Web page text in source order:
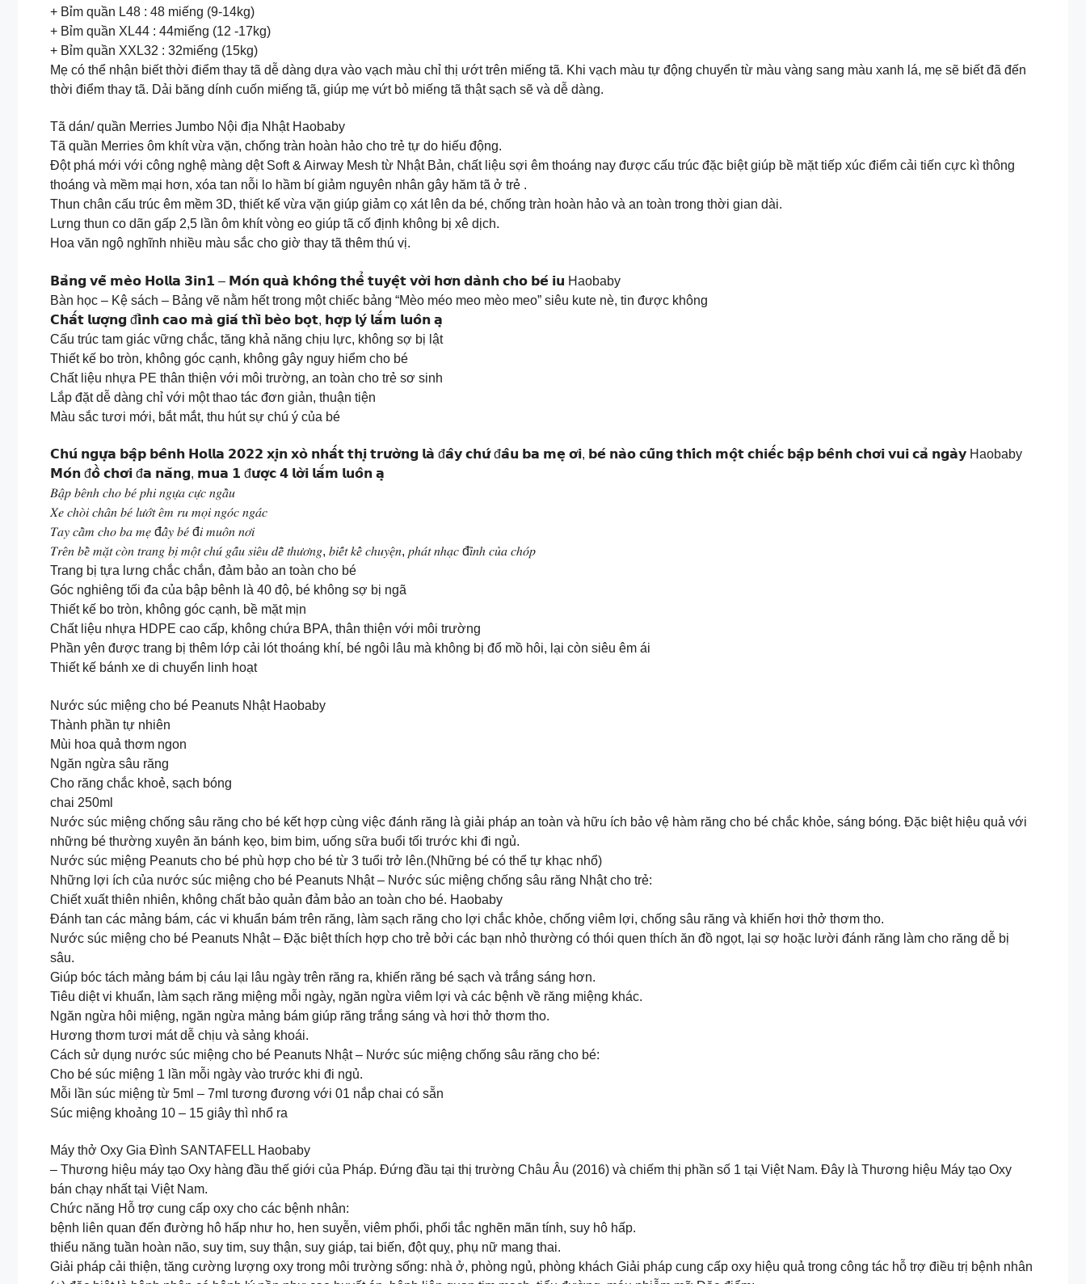
+ Bỉm quần L48 : 48 miếng (9-14kg)
+ Bỉm quần XL44 : 44miếng (12 -17kg)
+ Bỉm quần XXL32 : 32miếng (15kg)
Mẹ có thể nhận biết thời điểm thay tã dễ dàng dựa vào vạch màu chỉ thị ướt trên miếng tã. Khi vạch màu tự động chuyển từ màu vàng sang màu xanh lá, mẹ sẽ biết đã đến
thời điểm thay tã. Dải băng dính cuốn miếng tã, giúp mẹ vứt bỏ miếng tã thật sạch sẽ và dễ dàng.
Tã dán/ quần Merries Jumbo Nội địa Nhật Haobaby
Tã quần Merries ôm khít vừa vặn, chống tràn hoàn hảo cho trẻ tự do hiếu động.
Đột phá mới với công nghệ màng dệt Soft & Airway Mesh từ Nhật Bản, chất liệu sợi êm thoáng nay được cấu trúc đặc biệt giúp bề mặt tiếp xúc điểm cải tiến cực kì thông
thoáng và mềm mại hơn, xóa tan nỗi lo hầm bí giảm nguyên nhân gây hăm tã ở trẻ .
Thun chân cấu trúc êm mềm 3D, thiết kế vừa vặn giúp giảm cọ xát lên da bé, chống tràn hoàn hảo và an toàn trong thời gian dài.
Lưng thun co dãn gấp 2,5 lần ôm khít vòng eo giúp tã cố định không bị xê dịch.
Hoa văn ngộ nghĩnh nhiều màu sắc cho giờ thay tã thêm thú vị.
𝗕𝗮̉𝗻𝗴 𝘃𝗲̃ 𝗺𝗲̀𝗼 𝗛𝗼𝗹𝗹𝗮 𝟯𝗶𝗻𝟭 – 𝗠𝗼́𝗻 𝗾𝘂𝗮̀ 𝗸𝗵𝗼̂𝗻𝗴 𝘁𝗵𝗲̂̉ 𝘁𝘂𝘆𝗲̣̂𝘁 𝘃𝗼̛̀𝗶 𝗵𝗼̛𝗻 𝗱𝗮̀𝗻𝗵 𝗰𝗵𝗼 𝗯𝗲́ 𝗶𝘂 Haobaby
Bàn học – Kệ sách – Bảng vẽ nằm hết trong một chiếc bảng “Mèo méo meo mèo meo” siêu kute nè, tin được không
𝗖𝗵𝗮̂́𝘁 𝗹𝘂̛𝗼̛̣𝗻𝗴 đ𝗶̉𝗻𝗵 𝗰𝗮𝗼 𝗺𝗮̀ 𝗴𝗶𝗮́ 𝘁𝗵𝗶̀ 𝗯𝗲̀𝗼 𝗯𝗼̣𝘁, 𝗵𝗼̛̣𝗽 𝗹𝘆́ 𝗹𝗮̆́𝗺 𝗹𝘂𝗼̂𝗻 𝗮̣
Cấu trúc tam giác vững chắc, tăng khả năng chịu lực, không sợ bị lật
Thiết kế bo tròn, không góc cạnh, không gây nguy hiểm cho bé
Chất liệu nhựa PE thân thiện với môi trường, an toàn cho trẻ sơ sinh
Lắp đặt dễ dàng chỉ với một thao tác đơn giản, thuận tiện
Màu sắc tươi mới, bắt mắt, thu hút sự chú ý của bé
𝗖𝗵𝘂́ 𝗻𝗴𝘂̛̣𝗮 𝗯𝗮̣̂𝗽 𝗯𝗲̂𝗻𝗵 𝗛𝗼𝗹𝗹𝗮 𝟮𝟬𝟮𝟮 𝘅𝗶̣𝗻 𝘅𝗼̀ 𝗻𝗵𝗮̂́𝘁 𝘁𝗵𝗶̣ 𝘁𝗿𝘂̛𝗼̛̀𝗻𝗴 𝗹𝗮̀ đ𝗮̂𝘆 𝗰𝗵𝘂̛́ đ𝗮̂𝘂 𝗯𝗮 𝗺𝗲̣ 𝗼̛𝗶, 𝗯𝗲́ 𝗻𝗮̀𝗼 𝗰𝘂̃𝗻𝗴 𝘁𝗵𝗶́𝗰𝗵 𝗺𝗼̣̂𝘁 𝗰𝗵𝗶𝗲̂́𝗰 𝗯𝗮̣̂𝗽 𝗯𝗲̂𝗻𝗵 𝗰𝗵𝗼̛𝗶 𝘃𝘂𝗶 𝗰𝗮̉ 𝗻𝗴𝗮̀𝘆 Haobaby
𝗠𝗼́𝗻 đ𝗼̂̀ 𝗰𝗵𝗼̛𝗶 đ𝗮 𝗻𝗮̆𝗻𝗴, 𝗺𝘂𝗮 𝟭 đ𝘂̛𝗼̛̣𝗰 𝟰 𝗹𝗼̛̀𝗶 𝗹𝗮̆́𝗺 𝗹𝘂𝗼̂𝗻 𝗮̣
𝐵𝑎̣̂𝑝 𝑏𝑒̂𝑛ℎ 𝑐ℎ𝑜 𝑏𝑒́ 𝑝ℎ𝑖 𝑛𝑔𝑢̛̣𝑎 𝑐𝑢̛̣𝑐 𝑛𝑔𝑎̂̀𝑢
𝑋𝑒 𝑐ℎ𝑜̀𝑖 𝑐ℎ𝑎̂𝑛 𝑏𝑒́ 𝑙𝑢̛𝑜̛́𝑡 𝑒̂𝑚 𝑟𝑢 𝑚𝑜̣𝑖 𝑛𝑔𝑜́𝑐 𝑛𝑔𝑎́𝑐
𝑇𝑎𝑦 𝑐𝑎̂̀𝑚 𝑐ℎ𝑜 𝑏𝑎 𝑚𝑒̣ đ𝑎̂̉𝑦 𝑏𝑒́ đ𝑖 𝑚𝑢𝑜̂𝑛 𝑛𝑜̛𝑖
𝑇𝑟𝑒̂𝑛 𝑏𝑒̂̀ 𝑚𝑎̣̆𝑡 𝑐𝑜̀𝑛 𝑡𝑟𝑎𝑛𝑔 𝑏𝑖̣ 𝑚𝑜̣̂𝑡 𝑐ℎ𝑢́ 𝑔𝑎̂́𝑢 𝑠𝑖𝑒̂𝑢 𝑑𝑒̂̃ 𝑡ℎ𝑢̛𝑜̛𝑛𝑔, 𝑏𝑖𝑒̂́𝑡 𝑘𝑒̂̉ 𝑐ℎ𝑢𝑦𝑒̣̂𝑛, 𝑝ℎ𝑎́𝑡 𝑛ℎ𝑎̣𝑐 đ𝑖̉𝑛ℎ 𝑐𝑢̉𝑎 𝑐ℎ𝑜́𝑝
Trang bị tựa lưng chắc chắn, đảm bảo an toàn cho bé
Góc nghiêng tối đa của bập bênh là 40 độ, bé không sợ bị ngã
Thiết kế bo tròn, không góc cạnh, bề mặt mịn
Chất liệu nhựa HDPE cao cấp, không chứa BPA, thân thiện với môi trường
Phần yên được trang bị thêm lớp cải lót thoáng khí, bé ngôi lâu mà không bị đổ mồ hôi, lại còn siêu êm ái
Thiết kế bánh xe di chuyển linh hoạt
Nước súc miệng cho bé Peanuts Nhật Haobaby
Thành phần tự nhiên
Mùi hoa quả thơm ngon
Ngăn ngừa sâu răng
Cho răng chắc khoẻ, sạch bóng
chai 250ml
Nước súc miệng chống sâu răng cho bé kết hợp cùng việc đánh răng là giải pháp an toàn và hữu ích bảo vệ hàm răng cho bé chắc khỏe, sáng bóng. Đặc biệt hiệu quả với
những bé thường xuyên ăn bánh kẹo, bim bim, uống sữa buổi tối trước khi đi ngủ.
Nước súc miệng Peanuts cho bé phù hợp cho bé từ 3 tuổi trở lên.(Những bé có thể tự khạc nhổ)
Những lợi ích của nước súc miệng cho bé Peanuts Nhật – Nước súc miệng chống sâu răng Nhật cho trẻ:
Chiết xuất thiên nhiên, không chất bảo quản đảm bảo an toàn cho bé. Haobaby
Đánh tan các mảng bám, các vi khuẩn bám trên răng, làm sạch răng cho lợi chắc khỏe, chống viêm lợi, chống sâu răng và khiến hơi thở thơm tho.
Nước súc miệng cho bé Peanuts Nhật – Đặc biệt thích hợp cho trẻ bởi các bạn nhỏ thường có thói quen thích ăn đồ ngọt, lại sợ hoặc lười đánh răng làm cho răng dễ bị
sâu.
Giúp bóc tách mảng bám bị cáu lại lâu ngày trên răng ra, khiến răng bé sạch và trắng sáng hơn.
Tiêu diệt vi khuẩn, làm sạch răng miệng mỗi ngày, ngăn ngừa viêm lợi và các bệnh về răng miệng khác.
Ngăn ngừa hôi miệng, ngăn ngừa mảng bám giúp răng trắng sáng và hơi thở thơm tho.
Hương thơm tươi mát dễ chịu và sảng khoái.
Cách sử dụng nước súc miệng cho bé Peanuts Nhật – Nước súc miệng chống sâu răng cho bé:
Cho bé súc miệng 1 lần mỗi ngày vào trước khi đi ngủ.
Mỗi lần súc miệng từ 5ml – 7ml tương đương với 01 nắp chai có sẵn
Súc miệng khoảng 10 – 15 giây thì nhổ ra
Máy thở Oxy Gia Đình SANTAFELL Haobaby
– Thương hiệu máy tạo Oxy hàng đầu thế giới của Pháp. Đứng đầu tại thị trường Châu Âu (2016) và chiếm thị phần số 1 tại Việt Nam. Đây là Thương hiệu Máy tạo Oxy
bán chạy nhất tại Việt Nam.
Chức năng Hỗ trợ cung cấp oxy cho các bệnh nhân:
bệnh liên quan đến đường hô hấp như ho, hen suyễn, viêm phổi, phổi tắc nghẽn mãn tính, suy hô hấp.
thiểu năng tuần hoàn não, suy tim, suy thận, suy giáp, tai biến, đột quỵ, phụ nữ mang thai.
Giải pháp cải thiện, tăng cường lượng oxy trong môi trường sống: nhà ở, phòng ngủ, phòng khách Giải pháp cung cấp oxy hiệu quả trong công tác hỗ trợ điều trị bệnh nhân